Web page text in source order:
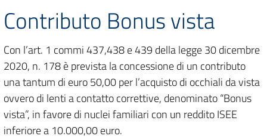
Contributo Bonus vista
Con l’art. 1 commi 437,438 e 439 della legge 30 dicembre
2020, n. 178 è prevista la concessione di un contributo
una tantum di euro 50,00 per l’acquisto di occhiali da vista
ovvero di lenti a contatto correttive, denominato “Bonus
vista”, in favore di nuclei familiari con un reddito ISEE
inferiore a 10.000,00 euro.